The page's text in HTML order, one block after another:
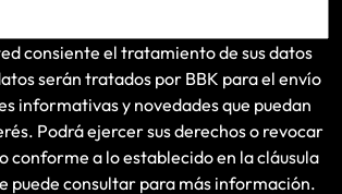
consiente el tratamiento de sus datos
serán tratados por BBK para el envío
informativas y novedades que puedan
. Podrá ejercer sus derechos o revocar
conforme a lo establecido en lacláusula
puede consultar para más información.